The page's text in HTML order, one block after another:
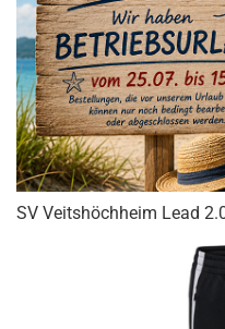
SV Veitshöchheim Lead